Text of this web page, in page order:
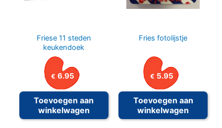
Friese 11 steden
keukendoek
€ 6.95
Toevoegen aan
winkelwagen
Fries fotolijstje
€ 5.95
Toevoegen aan
winkelwagen